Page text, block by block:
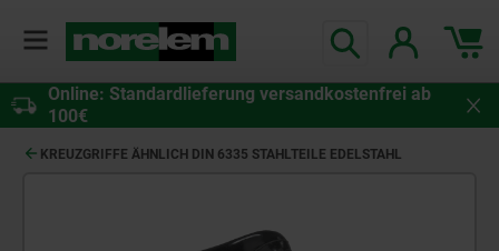
Online: Standardlieferung versandkostenfrei ab
100€
KREUZGRIFFE ÄHNLICH DIN 6335 STAHLTEILE EDELSTAHL